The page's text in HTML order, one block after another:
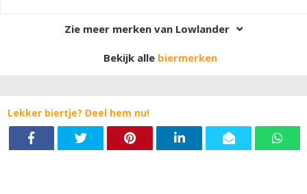
Zie meer merken van Lowlander
Bekijk alle biermerken
Lekker biertje? Deel hem nu!